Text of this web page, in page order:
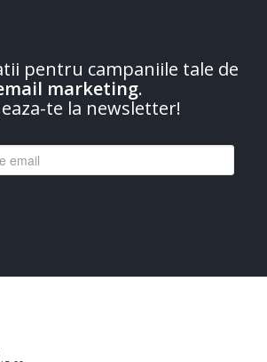
pentru campaniile tale de
marketing.
te la newsletter!